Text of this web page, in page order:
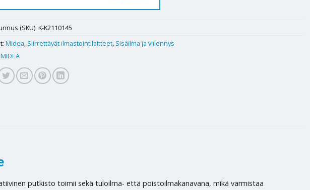
(SKU): K-K2110145
Midea, Siirrettävät ilmastointilaitteet, Sisäilma ja viilennys
MIDEA
putkisto toimii sekä tuloilma- että poistoilmakanavana, mikä varmistaa